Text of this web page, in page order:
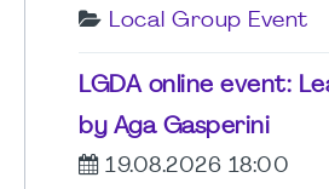
Local Group Event
LGDA online event:
by Aga Gasperini
19.08.2026 18:00